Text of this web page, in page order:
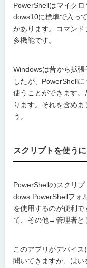
PowerShellはマイク
dows10に標準で入っ
があります。コマン
多機能です。
Windowsは昔から拡
したが、PowerShell
使うことができます
ります。それを含め
う。
スクリプトを使う
PowerShellのスクリ
dows PowerShellフォ
を使用するのが便利
て、その他→管理者と
このアプリがデバイ
聞いてきますが、は